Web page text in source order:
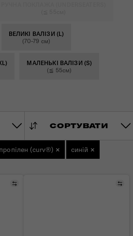
ВЕЛИКІ ВАЛІЗИ (L)
(70-79 см)
МАЛЕНЬКІ ВАЛІЗИ (S)
(≦ 55см)
СОРТУВАТИ
(curv®) × синій ×
Порівняти